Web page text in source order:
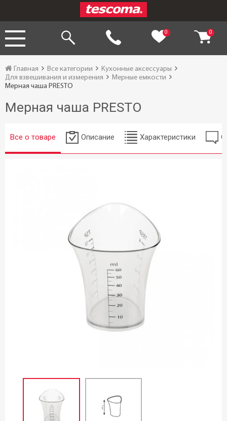
0 0
Главная Все категории
Кухонные аксессуары
Для взвешивания и измерения
Мерные емкости
Мерная чаша PRESTO
Мерная чаша PRESTO
Все о товаре Описание Характеристики